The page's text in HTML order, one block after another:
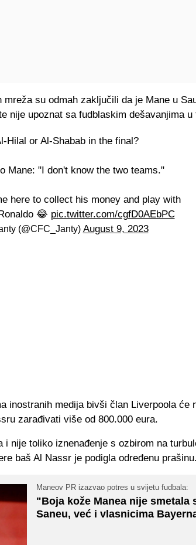
su odmah zaključili da je Mane u
nije upoznat sa fudblaskim dešavanjima u
Hilal or Al-Shabab in the final?
Mane: "I don't know the two teams."
here to collect his money and play with
😂 pic.twitter.com/cgfD0AEbPC
(@CFC_Janty) August 9, 2023
inostranih medija bivši član Liverpoola će
zarađivati više od 800.000 eura.
i nije toliko iznenađenje s ozbirom na
baš Al Nassr je podigla određenu prašinu.
Maneov PR izazvao potres u svijetu fudbala:
"Boja kože Manea nije smetala
Saneu, već i vlasnicima